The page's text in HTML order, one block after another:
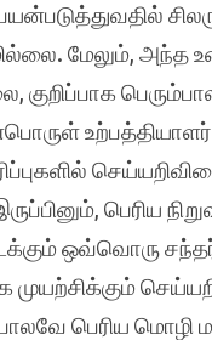
மேலும், அந்த
குறிப்பாக
பெரிய
ஒவ்வொரு
பெரிய மொழி